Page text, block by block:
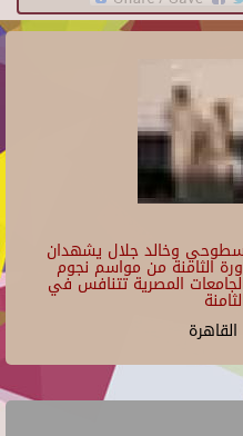
سطوحي وخالد جلال يشهدان
الثامنة من مواسم نجوم
130 عرضًا من الجامعات المصرية تتنافس في